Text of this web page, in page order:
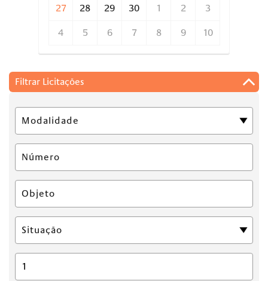
27 28 29 30 1 2 3
4 5 6 7 8 9 10
Filtrar Licitações